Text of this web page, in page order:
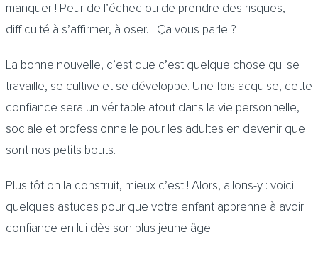
manquer ! Peur de l’échec ou de prendre des risques,
difficulté à s’affirmer, à oser… Ça vous parle ?
La bonne nouvelle, c’est que c’est quelque chose qui se
travaille, se cultive et se développe. Une fois acquise, cette
confiance sera un véritable atout dans la vie personnelle,
sociale et professionnelle pour les adultes en devenir que
sont nos petits bouts.
Plus tôt on la construit, mieux c’est ! Alors, allons-y : voici
quelques astuces pour que votre enfant apprenne à avoir
confiance en lui dès son plus jeune âge.